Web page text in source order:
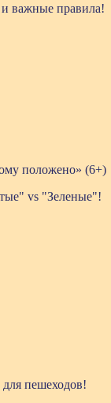
важные правила!
положено» (6+)
vs "Зеленые"!
пешеходов!